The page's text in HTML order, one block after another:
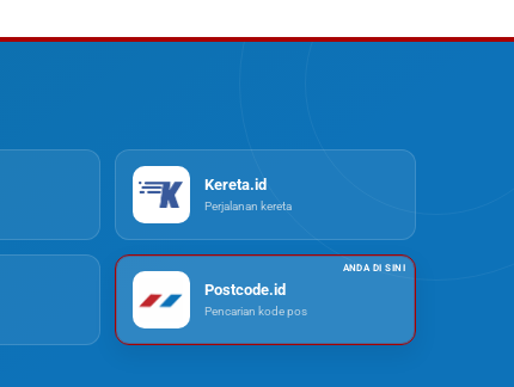
Kereta.id
Perjalanan kereta
Postcode.id
Pencarian kode pos